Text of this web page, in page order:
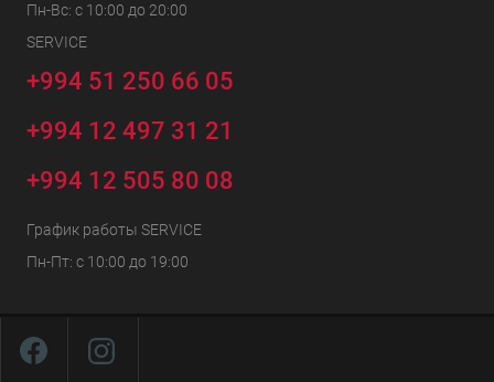
Пн-Вс: с 10:00 до 20:00
SERVICE
+994 51 250 66 05
+994 12 497 31 21
+994 12 505 80 08
График работы SERVICE
Пн-Пт: с 10:00 до 19:00